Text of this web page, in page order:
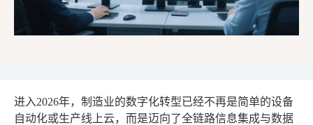
进入2026年，制造业的数字化转型已经不再是简单的设备
自动化或生产线上云，而是迈向了全链路信息集成与数据